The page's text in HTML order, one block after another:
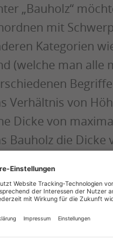
„Bauholz“
mit
Kategorien
(welche man alle
Verhältnis von
Dicke von
Bauholz die
wiederum
von 24 x
das gleiche